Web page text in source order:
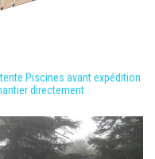
Piscines avant expédition
directement